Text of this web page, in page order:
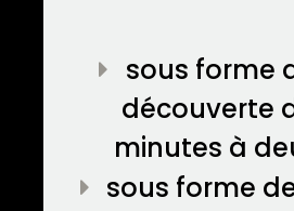
sous forme
découverte
minutes à
sous forme